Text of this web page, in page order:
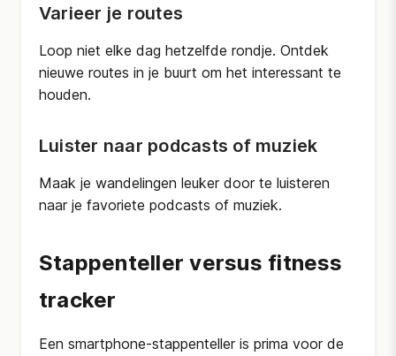
Varieer je routes
Loop niet elke dag hetzelfde rondje. Ontdek
nieuwe routes in je buurt om het interessant te
houden.
Luister naar podcasts of muziek
Maak je wandelingen leuker door te luisteren
naar je favoriete podcasts of muziek.
Stappenteller versus fitness
tracker
Een smartphone-stappenteller is prima voor de